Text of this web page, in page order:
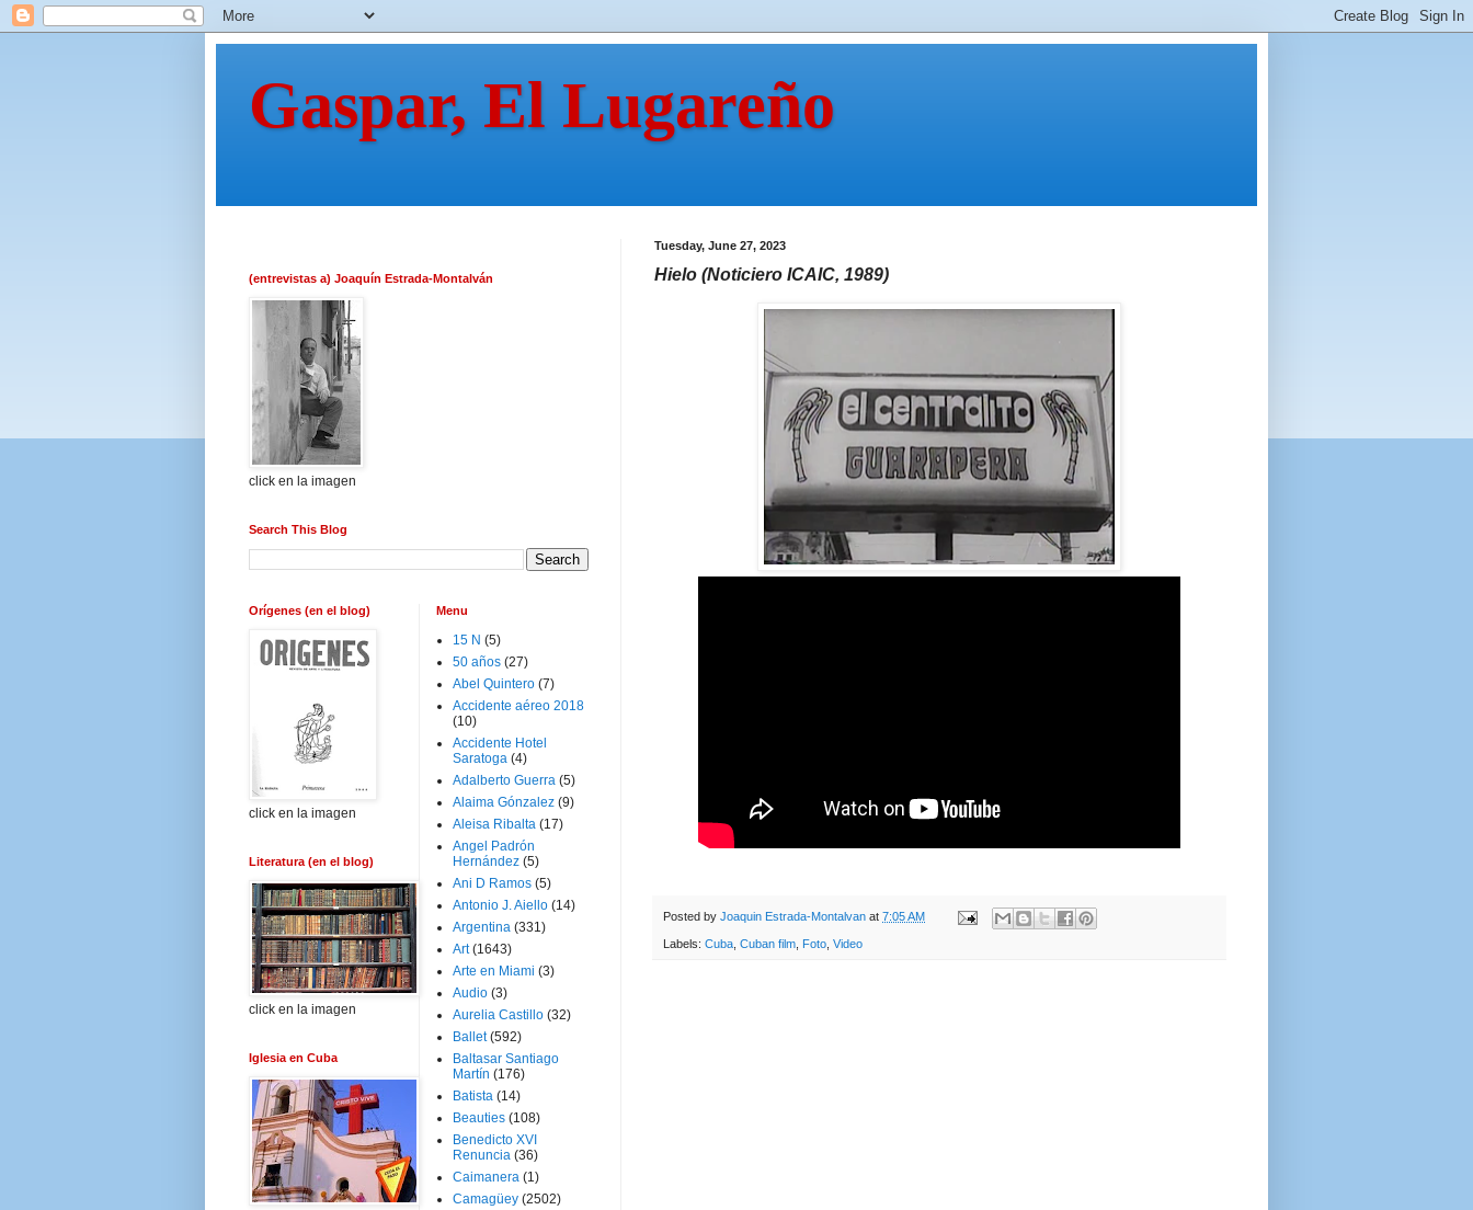
Gaspar, El Lugareño
Tuesday, June 27, 2023
Hielo (Noticiero ICAIC, 1989)
Posted by Joaquin Estrada-Montalvan at 7:05 AM
Labels: Cuba Cuban film Foto Video
(entrevistas a) Joaquín Estrada-Montalván
click en la imagen
Search This Blog
Orígenes (en el blog)
click en la imagen
Literatura (en el blog)
click en la imagen
Iglesia en Cuba
Menu
15 N (5)
50 años (27)
Abel Quintero (7)
Accidente aéreo 2018
(10)
Accidente Hotel
Saratoga (4)
Adalberto Guerra (5)
Alaima Gónzalez (9)
Aleisa Ribalta (17)
Angel Padrón
Hernández (5)
Ani D Ramos (5)
Antonio J. Aiello (14)
Argentina (331)
Art (1643)
Arte en Miami (3)
Audio (3)
Aurelia Castillo (32)
Ballet (592)
Baltasar Santiago
Martín (176)
Batista (14)
Beauties (108)
Benedicto XVI
Renuncia (36)
Caimanera (1)
Camagüey (2502)